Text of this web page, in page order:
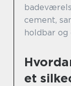
cement,
holdbar og
et